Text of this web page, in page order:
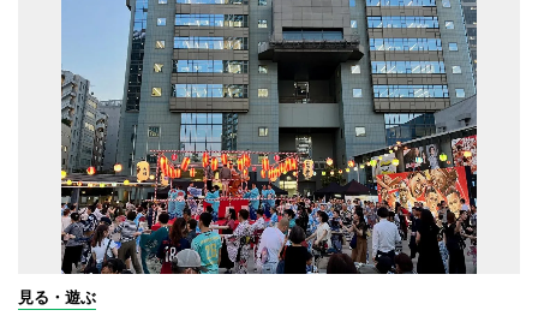
見る・遊ぶ